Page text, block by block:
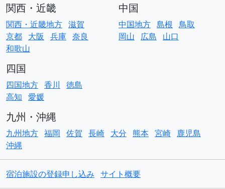
関西・近畿
関西・近畿地方 滋賀
京都 大阪 兵庫 奈良
和歌山
中国
中国地方 島根 鳥取
岡山
広島 山口
四国
四国地方 香川
徳島
高知 愛媛
九州・沖縄
九州地方 福岡 佐賀 長崎 大分 熊本 宮崎
鹿児島
沖縄
宿泊施設の登録申し込み サイト概要